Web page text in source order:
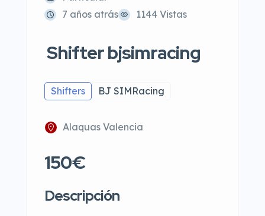
7 años atrás
1144 Vistas
Shifter bjsimracing
Shifters BJ SIMRacing
Alaquas Valencia
150€
Descripción